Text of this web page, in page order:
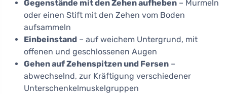
Gegenstände mit den Zehen aufheben – Murmeln
oder einen Stift mit den Zehen vom Boden
aufsammeln
Einbeinstand – auf weichem Untergrund, mit
offenen und geschlossenen Augen
Gehen auf Zehenspitzen und Fersen –
abwechselnd, zur Kräftigung verschiedener
Unterschenkelmuskelgruppen